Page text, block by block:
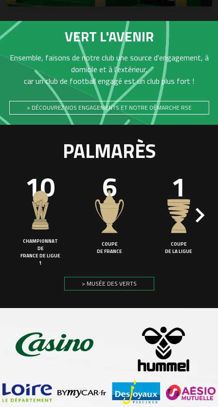
VERT L'AVENIR
Ensemble, faisons de notre club une source d'engagement, à
domicile et à l'extérieur,
car un club de football engagé est un club plus fort !
> DÉCOUVREZ NOS ENGAGEMENTS ET NOTRE DÉMARCHE RSE
PALMARÈS
10
CHAMPIONNAT
DE
FRANCE DE LIGUE
1
6
COUPE
DE FRANCE
1
COUPE
DE LA LIGUE
> MUSÉE DES VERTS